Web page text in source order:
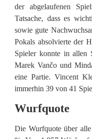
der abgelaufenen
Tatsache, dass es
sowie gute
Pokals absolvierte der
Spieler konnte in allen
Marek Vančo und
eine Partie. Vincent
immerhin 39 von 41
Wurfquote
Die Wurfquote über